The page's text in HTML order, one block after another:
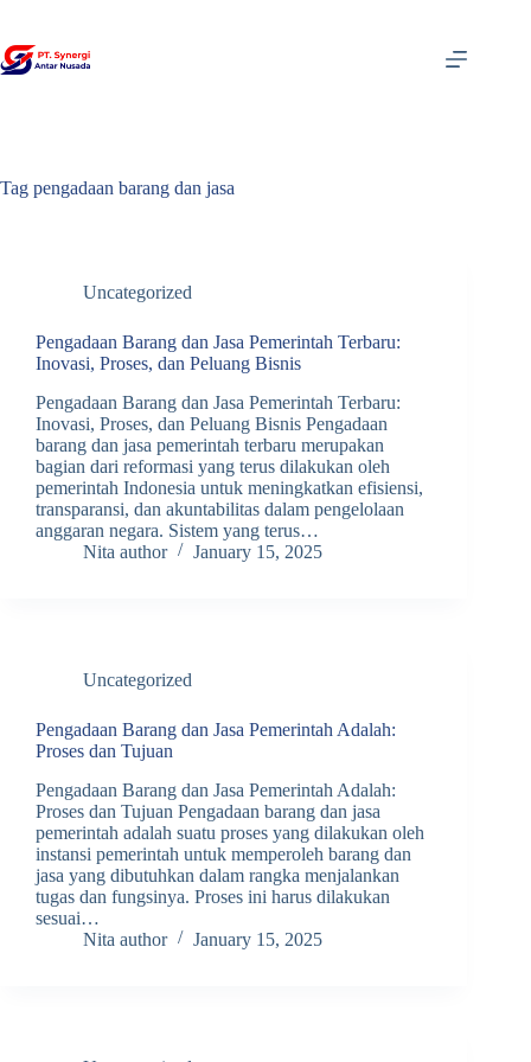
content
Tag pengadaan barang dan jasa
Uncategorized
Pengadaan Barang dan Jasa Pemerintah Terbaru:
Inovasi, Proses, dan Peluang Bisnis
Pengadaan Barang dan Jasa Pemerintah Terbaru:
Inovasi, Proses, dan Peluang Bisnis Pengadaan
barang dan jasa pemerintah terbaru merupakan
bagian dari reformasi yang terus dilakukan oleh
pemerintah Indonesia untuk meningkatkan efisiensi,
transparansi, dan akuntabilitas dalam pengelolaan
anggaran negara. Sistem yang terus…
Nita author
January 15, 2025
Uncategorized
Pengadaan Barang dan Jasa Pemerintah Adalah:
Proses dan Tujuan
Pengadaan Barang dan Jasa Pemerintah Adalah:
Proses dan Tujuan Pengadaan barang dan jasa
pemerintah adalah suatu proses yang dilakukan oleh
instansi pemerintah untuk memperoleh barang dan
jasa yang dibutuhkan dalam rangka menjalankan
tugas dan fungsinya. Proses ini harus dilakukan
sesuai…
Nita author
January 15, 2025